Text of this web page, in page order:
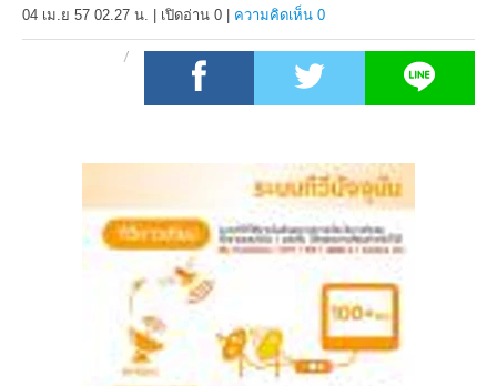
04 เม.ย 57 02.27 น. เปิดอ่าน 0 ความคิดเห็น 0